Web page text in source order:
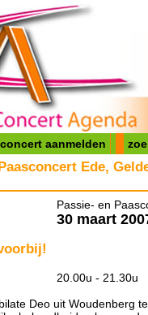
concert aanmelden
Ede,
Passie- en
30 maart
20.00u - 21.30u
Deo uit Woudenberg